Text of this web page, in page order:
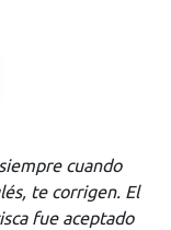
cuando
te corrigen. El
fue aceptado